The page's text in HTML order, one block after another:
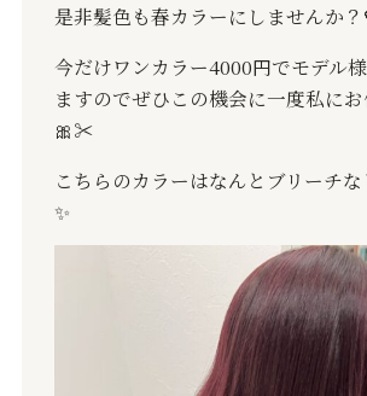
是非髪色も春カラーにしませんか？
今だけワンカラー4000円でモデル
ますのでぜひこの機会に一度私に
🎀✂︎
こちらのカラーはなんとブリーチ
✨